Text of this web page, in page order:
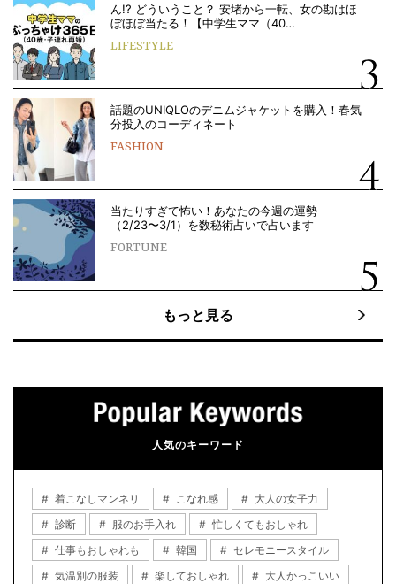
ん!? どういうこと？ 安堵から一転、女の勘はほ
ぼほぼ当たる！【中学生ママ（40…
LIFESTYLE
話題のUNIQLOのデニムジャケットを購入！春気
分投入のコーディネート
FASHION
当たりすぎて怖い！あなたの今週の運勢
（2/23〜3/1）を数秘術占いで占います
FORTUNE
もっと見る
人気のキーワード
着こなしマンネリ こなれ感
大人の女子力
診断
服のお手入れ
忙しくてもおしゃれ
仕事もおしゃれも
韓国
セレモニースタイル
気温別の服装
楽しておしゃれ 大人かっこいい